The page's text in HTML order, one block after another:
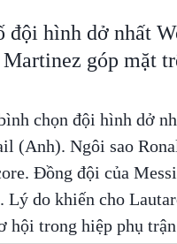
đội hình dở nhất
góp mặt
chọn đội hình dở
(Anh). Ngôi sao
Đồng đội của
do khiến cho
hội trong hiệp phụ